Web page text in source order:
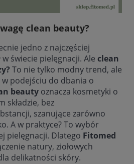
clean beauty?
jedno z najczęściej
świecie pielęgnacji. Ale clean
To nie tylko modny trend, ale
podejściu do dbania o
beauty oznacza kosmetyki o
składzie, bez
szanujące zarówno
A w praktyce? To wybór
pielęgnacji. Dlatego Fitomed
natury, ziołowych
delikatności skóry.